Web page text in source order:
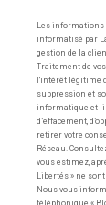
Les
informatisé par
gestion de la
Traitement de
l'intérêt légitime
suppression et
informatique et
d’effacement,
retirer votre
Réseau.
vous estimez,
Libertés » ne
Nous vous
téléphonique «